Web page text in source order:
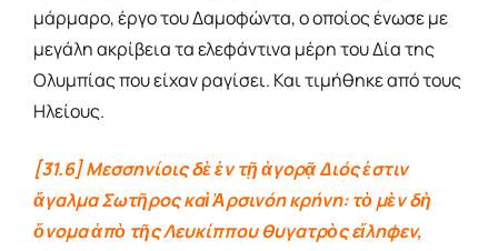
μάρμαρο, έργο του Δαμοφώντα, ο οποίος ένωσε με
μεγάλη ακρίβεια τα ελεφάντινα μέρη του Δία της
Ολυμπίας που είχαν ραγίσει. Και τιμήθηκε από τους
Ηλείους.
[31.6] Μεσσηνίοις δὲ ἐν τῇ ἀγορᾷ Διός ἐστιν
ἄγαλμα Σωτῆρος καὶ Ἀρσινόη κρήνη: τὸ μὲν δὴ
ὄνομα ἀπὸ τῆς Λευκίππου θυγατρὸς εἴληφεν,